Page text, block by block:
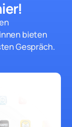
r!
bieten
Gespräch.